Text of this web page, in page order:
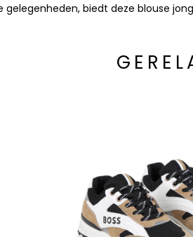
biedt deze blouse